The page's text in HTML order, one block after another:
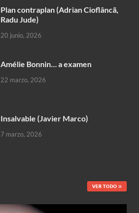
Plan contraplan (Adrian Cioflâncã,
Radu Jude)
20 junio, 2026
Amélie Bonnin… a examen
22 marzo, 2026
Insalvable (Javier Marco)
7 marzo, 2026
VER TODO